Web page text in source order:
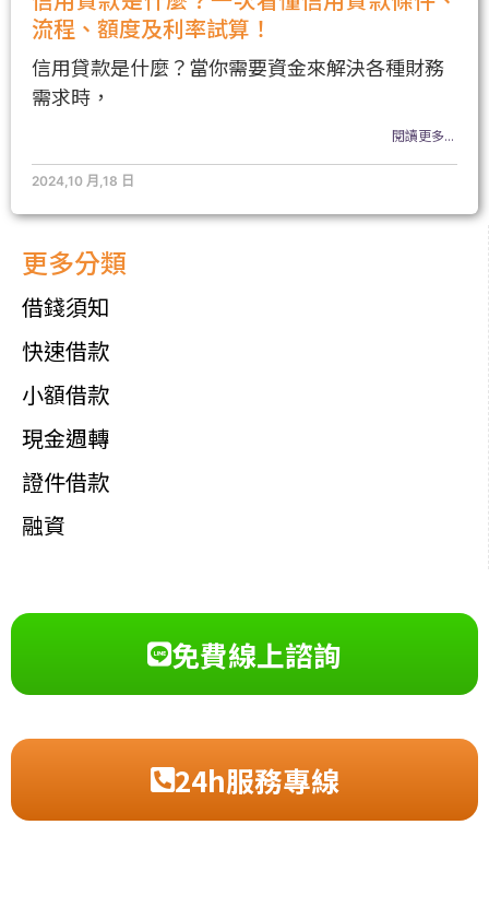
更多分類
借錢須知
快速借款
小額借款
現金週轉
證件借款
融資
流程、額度及利率試算！
信用貸款是什麼？當你需要資金來解決各種財務
需求時，
閱讀更多...
2024,10 月,18 日
免費線上諮詢
24h服務專線